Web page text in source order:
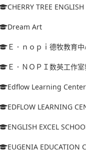
CHERRY TREE
Dream Art
Ｅ．ｎｏｐｉ德牧教育
Ｅ．ＮＯＰＩ数英工作室
Edflow Learning Center
EDFLOW LEARNING
ENGLISH EXCEL
EUGENIA EDUCATION